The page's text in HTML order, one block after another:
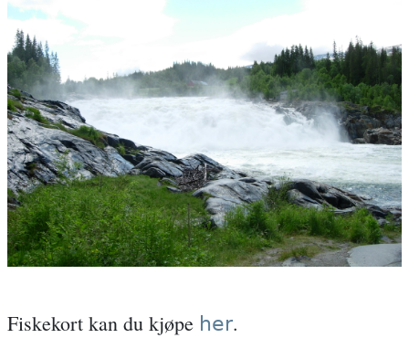
Fiskekort kan du kjøpe her.